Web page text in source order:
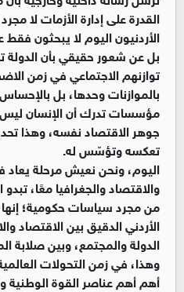
القدرة على إدارة الأزمات لا
الأردنيون اليوم لا يبحثون
بل عن شعور حقيقي بأن الدولة
توازنهم الاجتماعي في زمن
بالموازنات وحدها، بل
مؤسسات تدرك أن الإنسان ليس
جوهر الاقتصاد نفسه، وهذا
تعكسه وتؤسّس له.
اليوم، ونحن نعيش مرحلة يعاد
والاقتصاد والجغرافيا معًا، تبدو
من مجرد سياسات حكومية؛ إنها
الأردني الدقيق بين الاقتصاد
الدولة والمجتمع، وبين
وهذا، في زمن التحولات
أهم أهم عناصر القوة الوطنية